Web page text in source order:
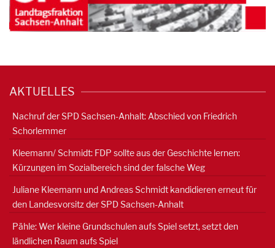
AKTUELLES
Nachruf der SPD Sachsen-Anhalt: Abschied von Friedrich
Schorlemmer
Kleemann/ Schmidt: FDP sollte aus der Geschichte lernen:
Kürzungen im Sozialbereich sind der falsche Weg
Juliane Kleemann und Andreas Schmidt kandidieren erneut für
den Landesvorsitz der SPD Sachsen-Anhalt
Pähle: Wer kleine Grundschulen aufs Spiel setzt, setzt den
ländlichen Raum aufs Spiel